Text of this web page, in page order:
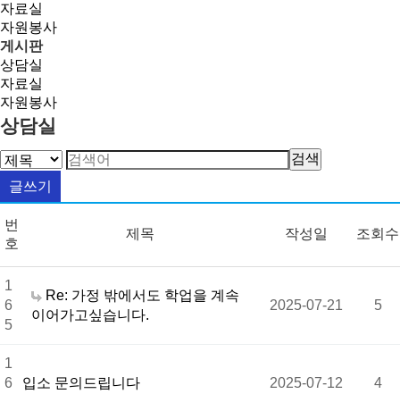
자료실
자원봉사
게시판
상담실
자료실
자원봉사
상담실
검색
글쓰기
번
호
제목 작성일 조회수
1
6
5
Re: 가정 밖에서도 학업을 계속
이어가고싶습니다.
2025-07-21 5
1
6
입소 문의드립니다 2025-07-12 4